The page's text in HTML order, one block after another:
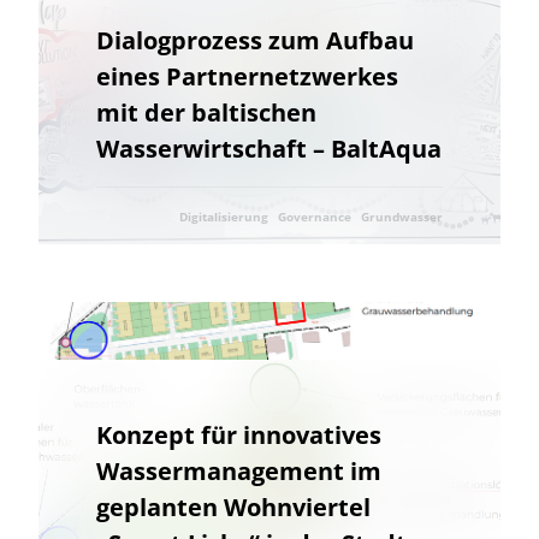
Umwelttechnik Wissenstransfer
Dialogprozess zum Aufbau
eines Partnernetzwerkes
mit der baltischen
Wasserwirtschaft – BaltAqua
Digitalisierung Governance Grundwasser
Klimawandel Landwirtschaft
Nitratbelastung Ressourcenschonung
Umweltforschung Umwelttechnik Wasserressourcen
Konzept für innovatives
Wassermanagement im
geplanten Wohnviertel